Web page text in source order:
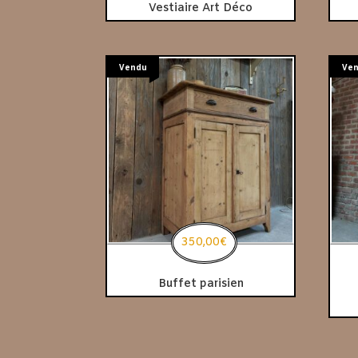
Vestiaire Art Déco
Vendu
Buffet parisien
350,00€